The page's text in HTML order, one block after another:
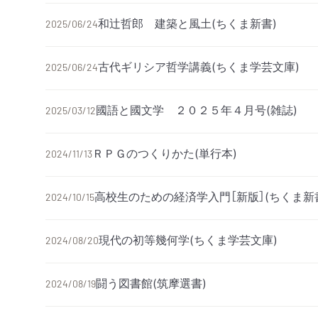
2025/06/24和辻哲郎 建築と風土(ちくま新書)
2025/06/24古代ギリシア哲学講義(ちくま学芸文庫)
2025/03/12國語と國文学 ２０２５年４月号(雑誌)
2024/11/13 ＲＰＧのつくりかた(単行本)
2024/10/15高校生のための経済学入門［新版］(ちくま
2024/08/20現代の初等幾何学(ちくま学芸文庫)
2024/08/19闘う図書館(筑摩選書)